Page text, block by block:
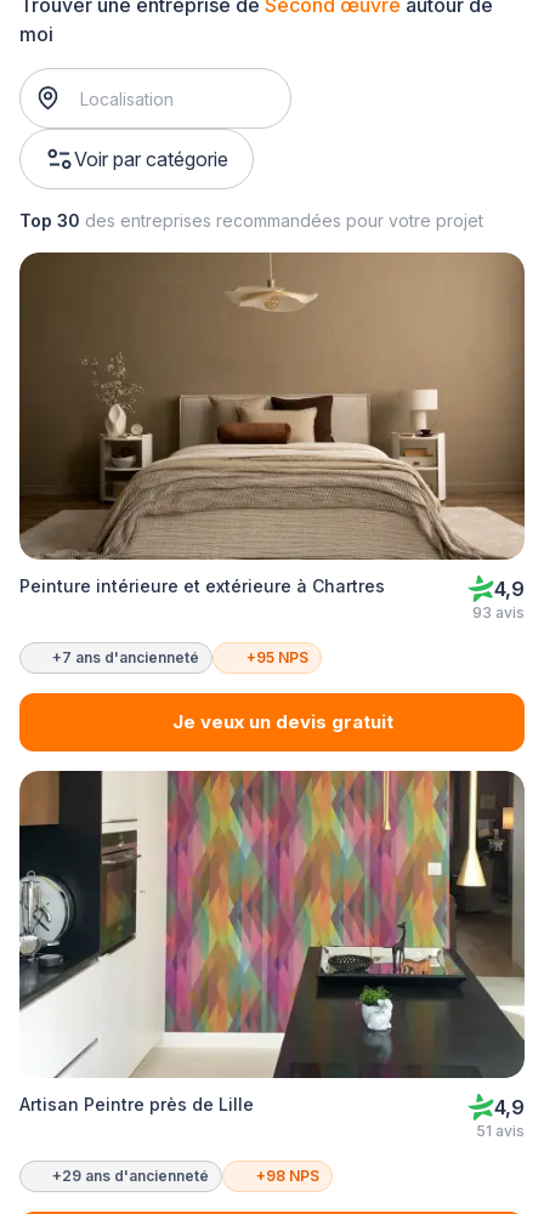
Trouver une entreprise de Second œuvre autour de
moi
Voir par catégorie
Top 30 des entreprises recommandées pour votre projet
Peinture intérieure et extérieure à Chartres 4,9
93 avis
+7 ans d'ancienneté +95 NPS
Je veux un devis gratuit
Artisan Peintre près de Lille 4,9
51 avis
+29 ans d'ancienneté +98 NPS